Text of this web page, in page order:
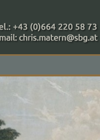
+43 (0)664 220 58 73
Zahlungsmethoden: